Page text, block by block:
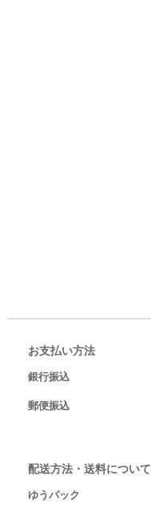
お支払い方法
銀行振込
郵便振込
配送方法・送料について
ゆうパック